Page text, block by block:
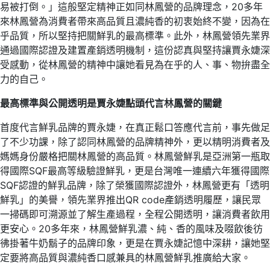
易被打倒。」這般堅定精神正如同林鳳營的品牌理念，20多年
來林鳳營為消費者帶來高品質且濃純香的初衷始終不變，因為在
乎品質，所以堅持把關鮮乳的最高標準。此外，林鳳營領先業界
通過國際認證及建置產銷透明機制，這份認真與堅持讓賈永婕深
受感動，從林鳳營的精神中讓她看見為在乎的人、事、物拚盡全
力的自己。
最高標準與公開透明是賈永婕點頭代言林鳳營的關鍵
首度代言鮮乳品牌的賈永婕，在真正鬆口答應代言前，事先做足
了不少功課，除了認同林鳳營的品牌精神外，更以精明消費者及
媽媽身份嚴格把關林鳳營的高品質。林鳳營鮮乳是亞洲第一瓶取
得國際SQF最高等級驗證鮮乳，更是台灣唯一連續六年獲得國際
SQF認證的鮮乳品牌，除了榮獲國際認證外，林鳳營更有「透明
鮮乳」的美譽，領先業界推出QR code產銷透明履歷，讓民眾
一掃碼即可溯源並了解生產過程，全程公開透明，讓消費者飲用
更安心。20多年來，林鳳營鮮乳濃、純、香的風味及啜飲後彷
彿掛著牛奶鬍子的品牌印象，更是在賈永婕記憶中深耕，讓她堅
定要將高品質與濃純香口感兼具的林鳳營鮮乳推廣給大家。